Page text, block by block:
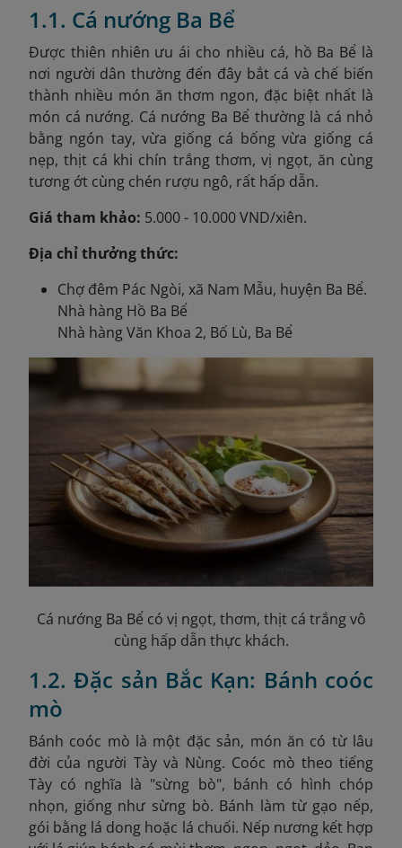
1.1. Cá nướng Ba Bể
Được thiên nhiên ưu ái cho nhiều cá, hồ Ba Bể là
nơi người dân thường đến đây bắt cá và chế biến
thành nhiều món ăn thơm ngon, đặc biệt nhất là
món cá nướng. Cá nướng Ba Bể thường là cá nhỏ
bằng ngón tay, vừa giống cá bống vừa giống cá
nẹp, thịt cá khi chín trắng thơm, vị ngọt, ăn cùng
tương ớt cùng chén rượu ngô, rất hấp dẫn.
Giá tham khảo: 5.000 - 10.000 VND/xiên.
Địa chỉ thưởng thức:
Chợ đêm Pác Ngòi, xã Nam Mẫu, huyện Ba Bể.
Nhà hàng Hồ Ba Bể
Nhà hàng Văn Khoa 2, Bố Lù, Ba Bể
Cá nướng Ba Bể có vị ngọt, thơm, thịt cá trắng vô
cùng hấp dẫn thực khách.
1.2. Đặc sản Bắc Kạn: Bánh coóc
mò
Bánh coóc mò là một đặc sản, món ăn có từ lâu
đời của người Tày và Nùng. Coóc mò theo tiếng
Tày có nghĩa là "sừng bò", bánh có hình chóp
nhọn, giống như sừng bò. Bánh làm từ gạo nếp,
gói bằng lá dong hoặc lá chuối. Nếp nương kết hợp